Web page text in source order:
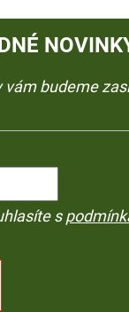
vám budeme
s